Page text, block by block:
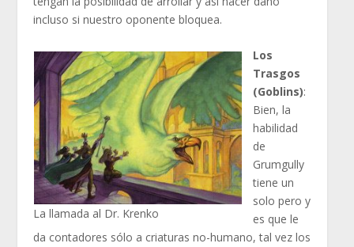
incluso si nuestro oponente bloquea.
La llamada al Dr. Krenko
Los
Trasgos
(Goblins):
Bien, la
habilidad
de
Grumgully
tiene un
solo pero y
es que le
da contadores sólo a criaturas no-humano, tal vez los